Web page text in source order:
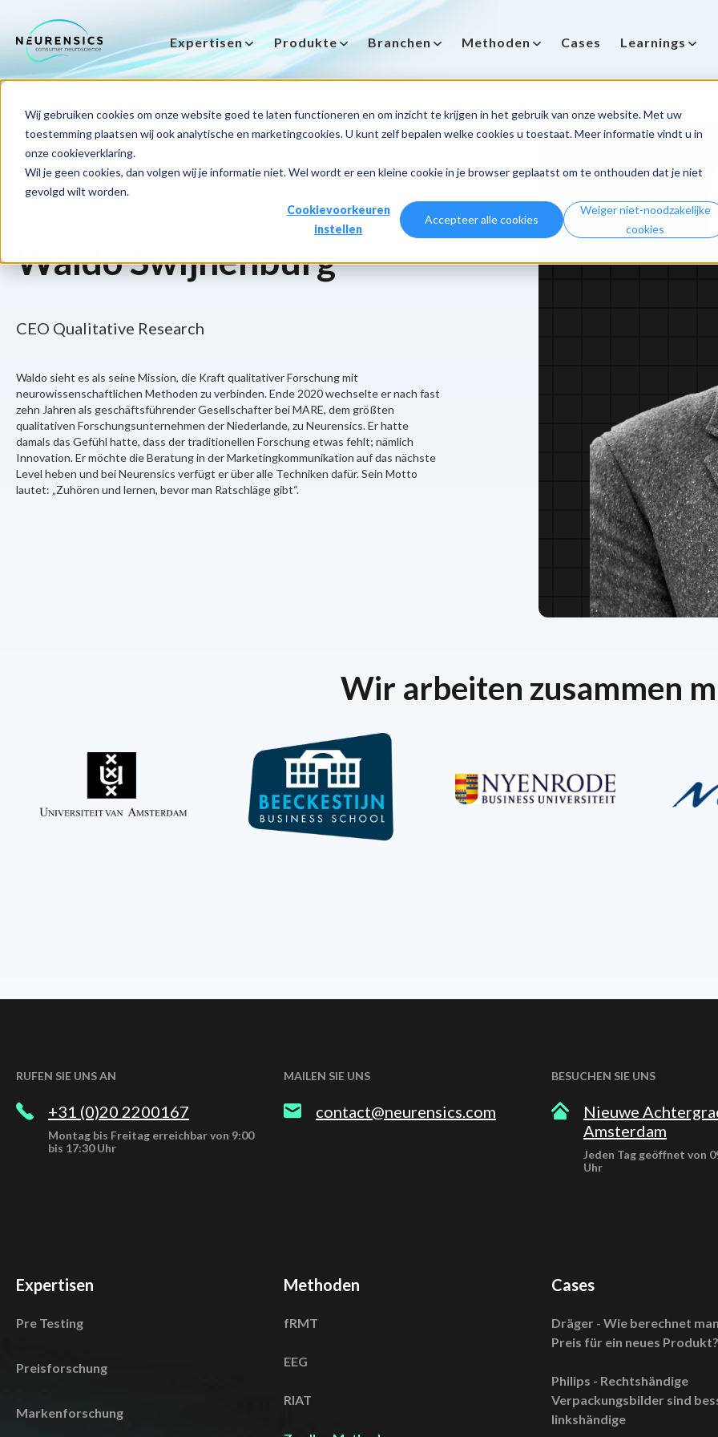
Wij gebruiken cookies om onze website goed te laten functioneren en om inzicht te krijgen in het gebruik van onze website. Met uw
toestemming plaatsen wij ook analytische en marketingcookies. U kunt zelf bepalen welke cookies u toestaat. Meer informatie vindt u in
onze cookieverklaring.
Wil je geen cookies, dan volgen wij je informatie niet. Wel wordt er een kleine cookie in je browser geplaatst om te onthouden dat je niet
gevolgd wilt worden.
Cookievoorkeuren
instellen
Accepteer alle cookies
Weiger niet-noodzakelijke
cookies
Expertisen Produkte Branchen Methoden Cases Learnings
Waldo Swijnenburg
CEO Qualitative Research
Waldo sieht es als seine Mission, die Kraft qualitativer Forschung mit
neurowissenschaftlichen Methoden zu verbinden. Ende 2020 wechselte er nach fast
zehn Jahren als geschäftsführender Gesellschafter bei MARE, dem größten
qualitativen Forschungsunternehmen der Niederlande, zu Neurensics. Er hatte
damals das Gefühl hatte, dass der traditionellen Forschung etwas fehlt; nämlich
Innovation. Er möchte die Beratung in der Marketingkommunikation auf das nächste
Level heben und bei Neurensics verfügt er über alle Techniken dafür. Sein Motto
lautet: „Zuhören und lernen, bevor man Ratschläge gibt“.
Wir arbeiten zusammen
RUFEN SIE UNS AN
+31 (0)20 2200167
Montag bis Freitag erreichbar von 9:00
bis 17:30 Uhr
MAILEN SIE UNS
contact@neurensics.com
BESUCHEN SIE UNS
Nieuwe
Amsterdam
Jeden Tag geöffnet von
Uhr
Expertisen
Pre Testing
Preisforschung
Markenforschung
Methoden
fRMT
EEG
RIAT
Cases
Dräger - Wie berechnet
Preis für ein neues Produkt?
Philips - Rechtshändige
Verpackungsbilder sind
linkshändige